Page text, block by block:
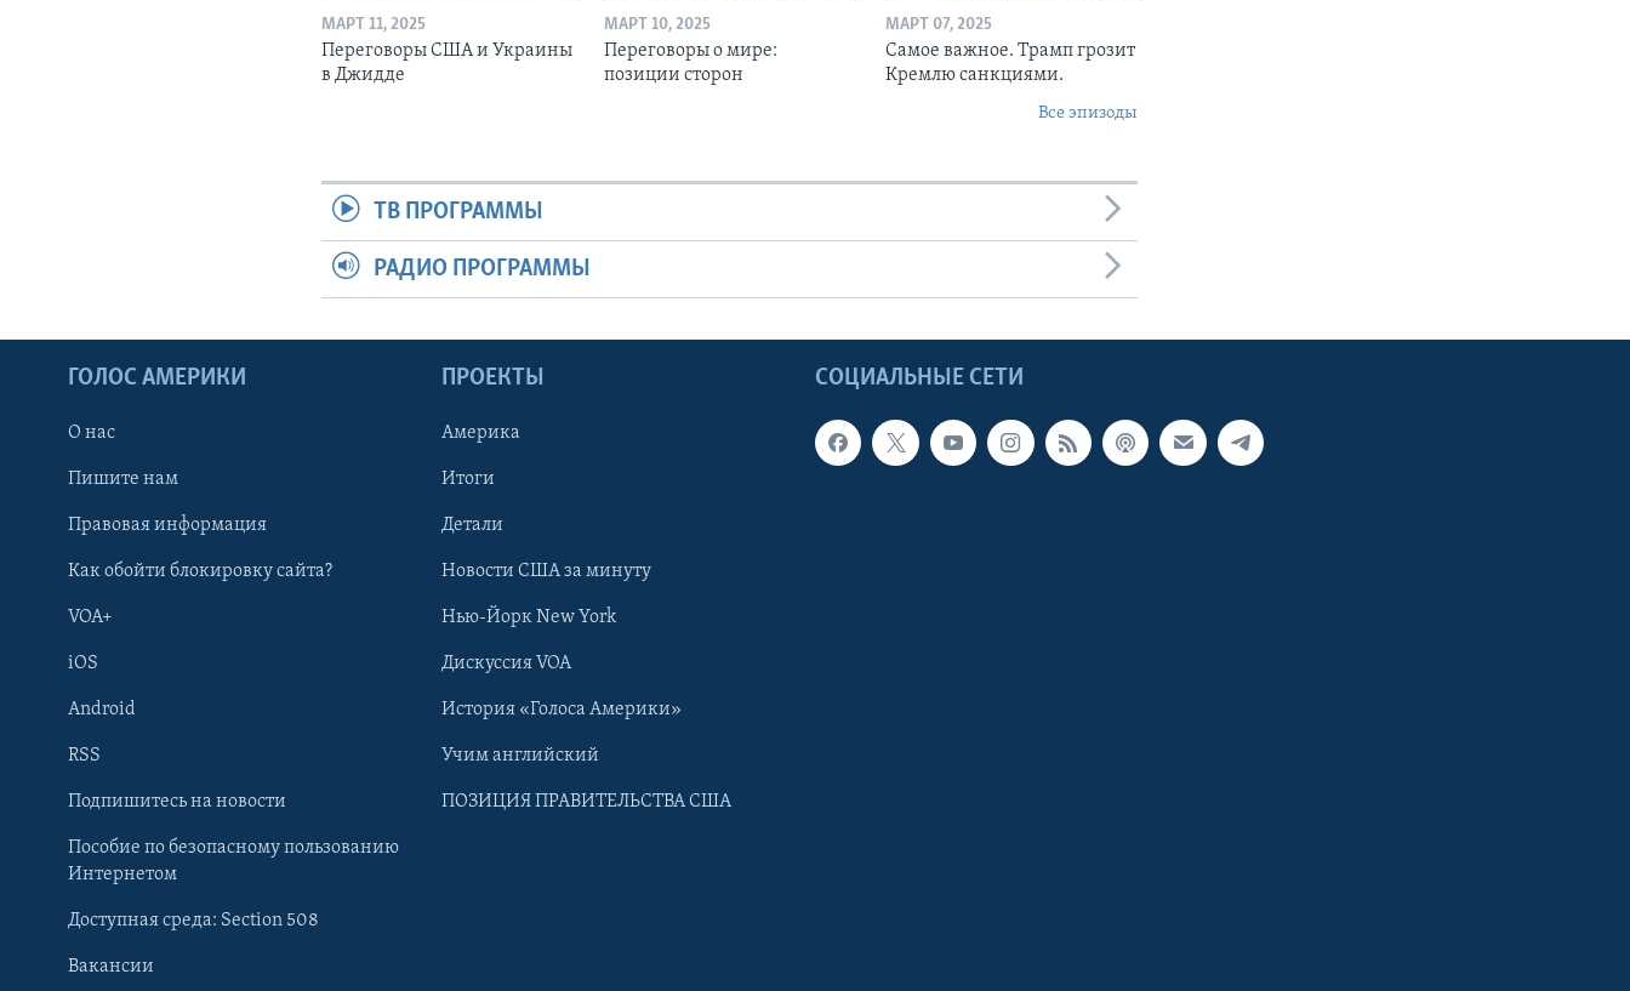
Learning English
МАРТ 11, 2025
Переговоры США и Украины
в Джидде
МАРТ 10, 2025
Переговоры о мире:
позиции сторон
МАРТ 07, 2025
Самое важное. Трамп грозит
Кремлю санкциями.
Все эпизоды
ТВ ПРОГРАММЫ
РАДИО ПРОГРАММЫ
СОЦИАЛЬНЫЕ СЕТИ
ГОЛОС АМЕРИКИ
О нас
Пишите нам
Правовая информация
Как обойти блокировку сайта?
VOA+
iOS
Android
RSS
Подпишитесь на новости
Пособие по безопасному пользованию
Интернетом
Доступная среда: Section 508
Вакансии
ПРОЕКТЫ
Америка
Итоги
Детали
Новости США за минуту
Нью-Йорк New York
Дискуссия VOA
История «Голоса Америки»
Учим английский
ПОЗИЦИЯ ПРАВИТЕЛЬСТВА США